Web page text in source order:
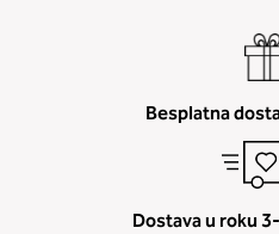
Besplatna
Dostava u roku